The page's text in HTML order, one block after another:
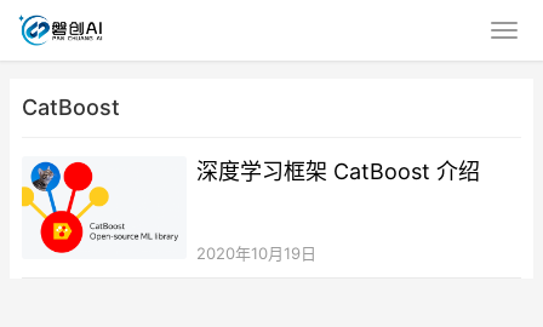
CatBoost
深度学习框架 CatBoost 介绍
2020年10月19日